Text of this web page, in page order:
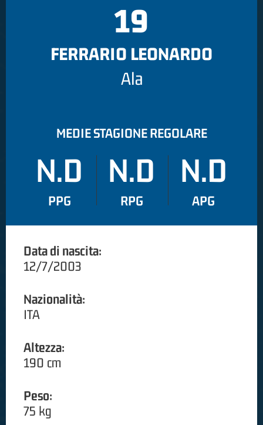
19
FERRARIO LEONARDO
Ala
MEDIE STAGIONE REGOLARE
N.D
PPG
N.D
RPG
N.D
APG
Data di nascita:
12/7/2003
Nazionalità:
ITA
Altezza:
190 cm
Peso:
75 kg